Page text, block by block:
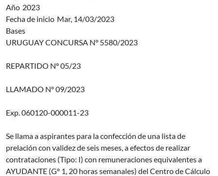
Año 2023
Fecha de inicio Mar, 14/03/2023
Bases
URUGUAY CONCURSA N° 5580/2023
REPARTIDO Nº 05/23
LLAMADO Nº 09/2023
Exp. 060120-000011-23
Se llama a aspirantes para la confección de una lista de
prelación con validez de seis meses, a efectos de realizar
contrataciones (Tipo: I) con remuneraciones equivalentes a
AYUDANTE (Gº 1, 20 horas semanales) del Centro de Cálculo